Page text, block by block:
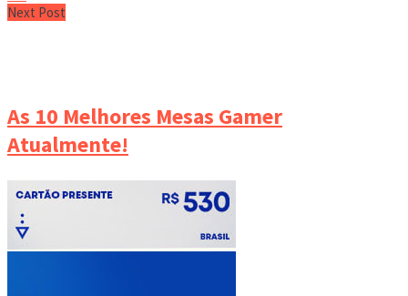
Next Post
As 10 Melhores Mesas Gamer
Atualmente!